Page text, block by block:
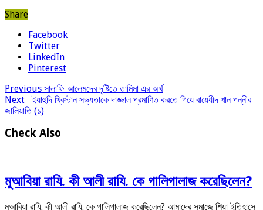
Share
Facebook
Twitter
LinkedIn
Pinterest
Previous সালাফি আলেমদের দৃষ্টিতে তামিমা এর অর্থ
Next ইয়াহুদি খ্রিস্টান সভ্যতাকে দাজ্জাল প্রমাণিত করতে গিয়ে বায়েযীদ খান পন্নীর
জালিয়াতি (১)
Check Also
মুআবিয়া রাযি. কী আলী রাযি. কে গালিগালাজ করেছিলেন?
মুআবিয়া রাযি. কী আলী রাযি. কে গালিগালাজ করেছিলেন? আমাদের সমাজে শিয়া ইতিহাসে